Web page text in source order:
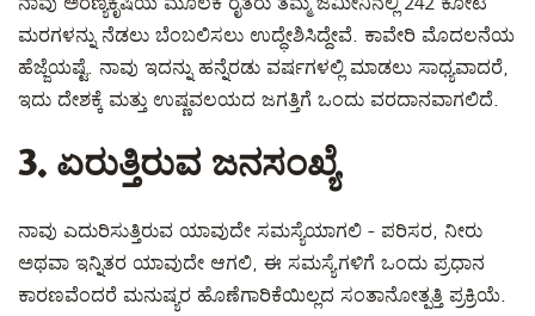
ಮರಗಳನ್ನು ನೆಡಲು ಬೆಂಬಲಿಸಲು ಉದ್ಧೇಶಿಸಿದ್ದೇವೆ. ಕಾವೇರಿ ಮೊದಲನೆಯ
ಹೆಜ್ಜೆಯಷ್ಟೆ. ನಾವು ಇದನ್ನು ಹನ್ನೆರಡು ವರ್ಷಗಳಲ್ಲಿ ಮಾಡಲು ಸಾಧ್ಯವಾದರೆ,
ಇದು ದೇಶಕ್ಕೆ ಮತ್ತು ಉಷ್ಣವಲಯದ ಜಗತ್ತಿಗೆ ಒಂದು ವರದಾನವಾಗಲಿದೆ.
3. ಏರುತ್ತಿರುವ ಜನಸಂಖ್ಯೆ
ನಾವು ಎದುರಿಸುತ್ತಿರುವ ಯಾವುದೇ ಸಮಸ್ಯೆಯಾಗಲಿ - ಪರಿಸರ, ನೀರು
ಅಥವಾ ಇನ್ನಿತರ ಯಾವುದೇ ಆಗಲಿ, ಈ ಸಮಸ್ಯೆಗಳಿಗೆ ಒಂದು ಪ್ರಧಾನ
ಕಾರಣವೆಂದರೆ ಮನುಷ್ಯರ ಹೊಣೆಗಾರಿಕೆಯಿಲ್ಲದ ಸಂತಾನೋತ್ಪತ್ತಿ ಪ್ರಕ್ರಿಯೆ.